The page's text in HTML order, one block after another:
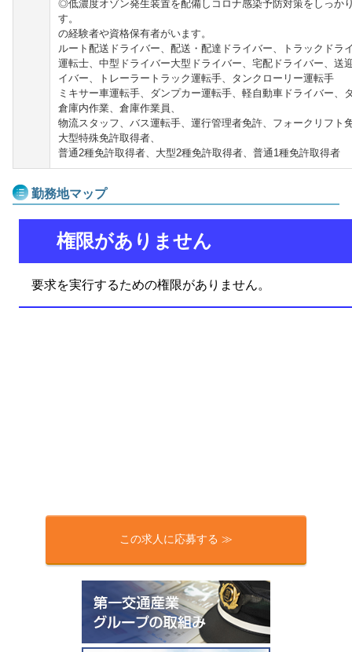
◎低濃度オゾン発生装置を配備しコロナ感染予防対策をしっか
す。 ◎過去に応募され
の経験者や資格保有者がいます。
ルート配送ドライバー、配送・配達ドライバー、トラックドラ
運転士、中型ドライバー大型ドライバー、宅配ドライバー、送
イバー、トレーラートラック運転手、タンクローリー運転手
ミキサー車運転手、ダンプカー運転手、軽自動車ドライバー、
倉庫内作業、倉庫作業員、
物流スタッフ、バス運転手、運行管理者免許、フォークリフト
大型特殊免許取得者、
普通2種免許取得者、大型2種免許取得者、普通1種免許取得者
勤務地マップ
この求人に応募する ≫